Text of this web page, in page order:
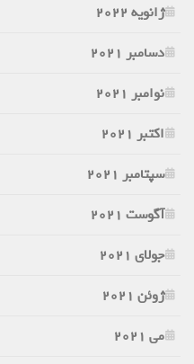
ژانویه 2022
دسامبر 2021
نوامبر 2021
اکتبر 2021
سپتامبر 2021
آگوست 2021
جولای 2021
ژوئن 2021
می 2021